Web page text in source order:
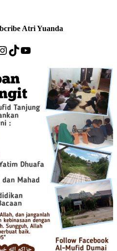
Atri Yuanda
TikTok
YouTube